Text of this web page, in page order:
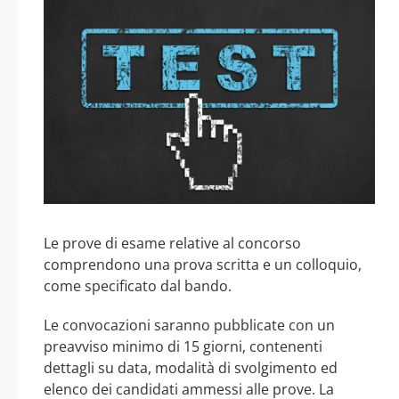
Le prove di esame relative al concorso
comprendono una prova scritta e un colloquio,
come specificato dal bando.
Le convocazioni saranno pubblicate con un
preavviso minimo di 15 giorni, contenenti
dettagli su data, modalità di svolgimento ed
elenco dei candidati ammessi alle prove. La